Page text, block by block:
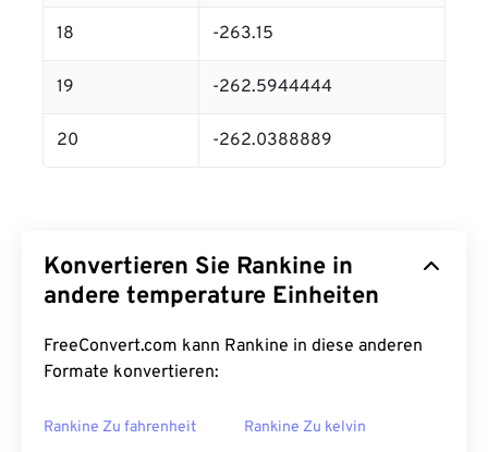
18 -263.15
19 -262.5944444
20 -262.0388889
Konvertieren Sie Rankine in
andere temperature Einheiten
FreeConvert.com kann Rankine in diese anderen
Formate konvertieren:
Rankine Zu fahrenheit Rankine Zu kelvin